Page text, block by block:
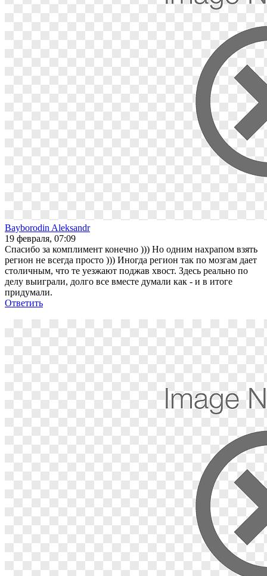
Bayborodin Aleksandr
19 февраля, 07:09
Спасибо за комплимент конечно ))) Но одним нахрапом взять
регион не всегда просто ))) Иногда регион так по мозгам дает
столичным, что те уезжают поджав хвост. Здесь реально по
делу выиграли, долго все вместе думали как - и в итоге
придумали.
Ответить